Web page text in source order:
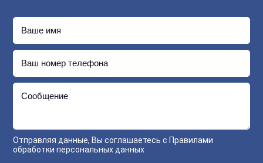
Ваше имя
Ваш номер телефона
Сообщение
Отправляя данные, Вы соглашаетесь с Правилами
обработки персональных данных